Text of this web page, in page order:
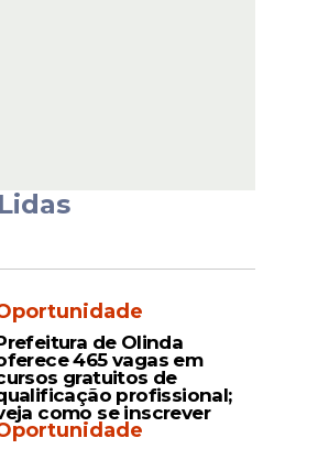
de Olinda
465 vagas em
gratuitos de
profissional;
como se inscrever